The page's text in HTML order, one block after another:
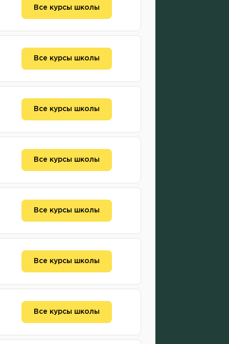
Все курсы школы
Все курсы школы
Все курсы школы
Все курсы школы
Все курсы школы
Все курсы школы
Все курсы школы